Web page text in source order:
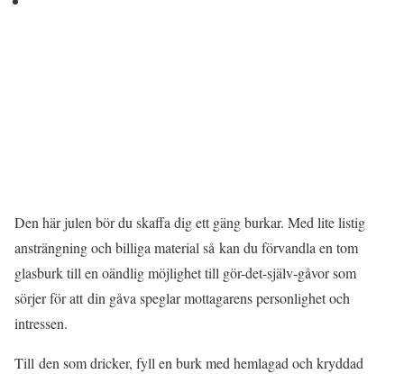
Den här julen bör du skaffa dig ett gäng burkar. Med lite listig
ansträngning och billiga material så kan du förvandla en tom
glasburk till en oändlig möjlighet till gör-det-själv-gåvor som
sörjer för att din gåva speglar mottagarens personlighet och
intressen.
Till den som dricker, fyll en burk med hemlagad och kryddad